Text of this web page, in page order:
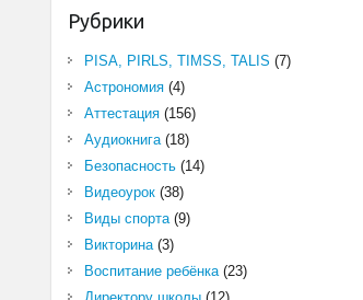
Рубрики
PISA, PIRLS, TIMSS, TALIS (7)
Астрономия(4)
Аттестация(156)
Аудиокнига(18)
Безопасность(14)
Видеоурок(38)
Виды спорта(9)
Викторина(3)
Воспитание ребёнка(23)